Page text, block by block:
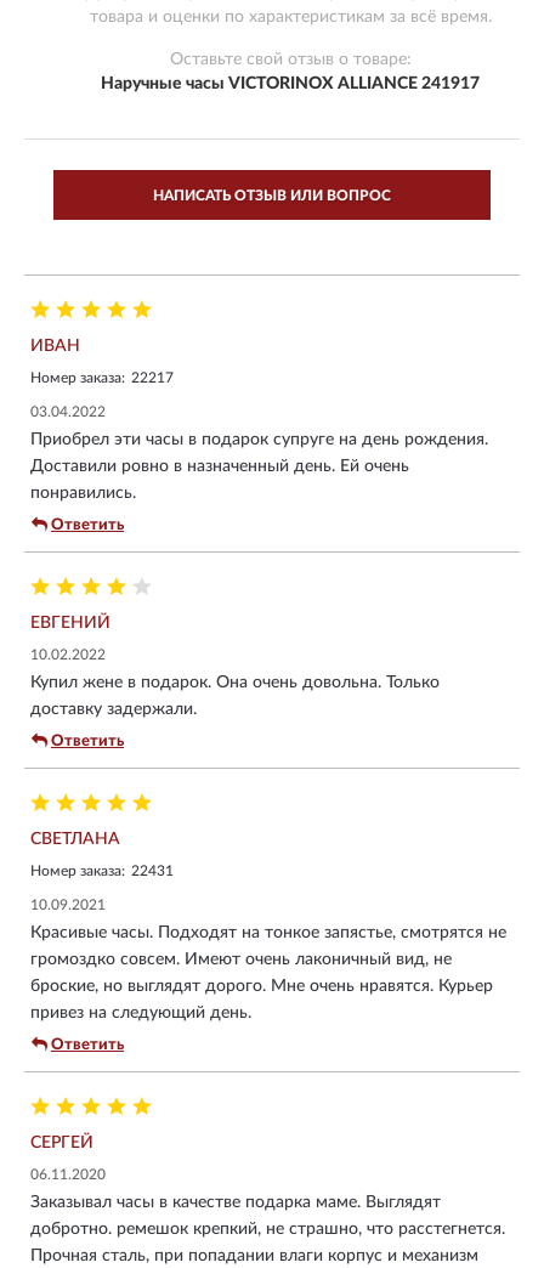
товара и оценки по характеристикам за всё время.
Оставьте свой отзыв о товаре:
Наручные часы VICTORINOX ALLIANCE 241917
НАПИСАТЬ ОТЗЫВ ИЛИ ВОПРОС
ИВАН
Номер заказа: 22217
03.04.2022
Приобрел эти часы в подарок супруге на день рождения.
Доставили ровно в назначенный день. Ей очень
понравились.
Ответить
ЕВГЕНИЙ
10.02.2022
Купил жене в подарок. Она очень довольна. Только
доставку задержали.
Ответить
СВЕТЛАНА
Номер заказа: 22431
10.09.2021
Красивые часы. Подходят на тонкое запястье, смотрятся не
громоздко совсем. Имеют очень лаконичный вид, не
броские, но выглядят дорого. Мне очень нравятся. Курьер
привез на следующий день.
Ответить
СЕРГЕЙ
06.11.2020
Заказывал часы в качестве подарка маме. Выглядят
добротно. ремешок крепкий, не страшно, что расстегнется.
Прочная сталь, при попадании влаги корпус и механизм